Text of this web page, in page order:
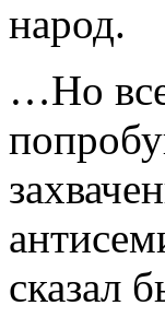
народ.
…Но
сказал